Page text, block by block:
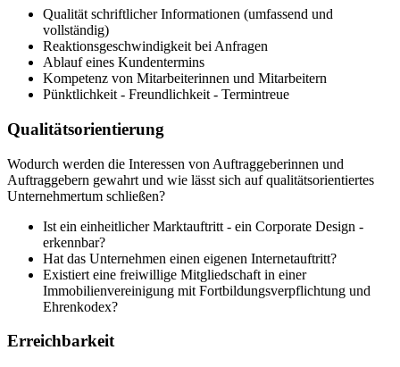
Qualität schriftlicher Informationen (umfassend und
vollständig)
Reaktionsgeschwindigkeit bei Anfragen
Ablauf eines Kundentermins
Kompetenz von Mitarbeiterinnen und Mitarbeitern
Pünktlichkeit - Freundlichkeit - Termintreue
Qualitätsorientierung
Wodurch werden die Interessen von Auftraggeberinnen und
Auftraggebern gewahrt und wie lässt sich auf qualitätsorientiertes
Unternehmertum schließen?
Ist ein einheitlicher Marktauftritt - ein Corporate Design -
erkennbar?
Hat das Unternehmen einen eigenen Internetauftritt?
Existiert eine freiwillige Mitgliedschaft in einer
Immobilienvereinigung mit Fortbildungsverpflichtung und
Ehrenkodex?
Erreichbarkeit